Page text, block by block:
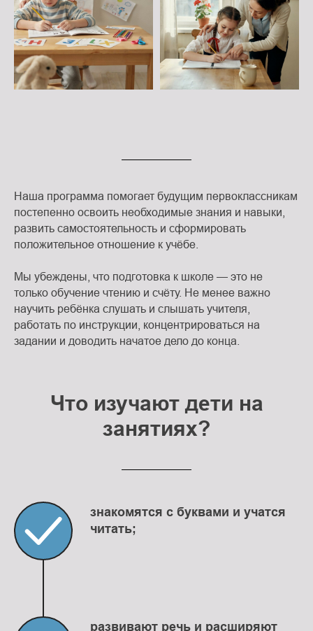
Наша программа помогает будущим первоклассникам
постепенно освоить необходимые знания и навыки,
развить самостоятельность и сформировать
положительное отношение к учёбе.
Мы убеждены, что подготовка к школе — это не
только обучение чтению и счёту. Не менее важно
научить ребёнка слушать и слышать учителя,
работать по инструкции, концентрироваться на
задании и доводить начатое дело до конца.
Что изучают дети на
занятиях?
знакомятся с буквами и учатся
читать;
развивают речь и расширяют